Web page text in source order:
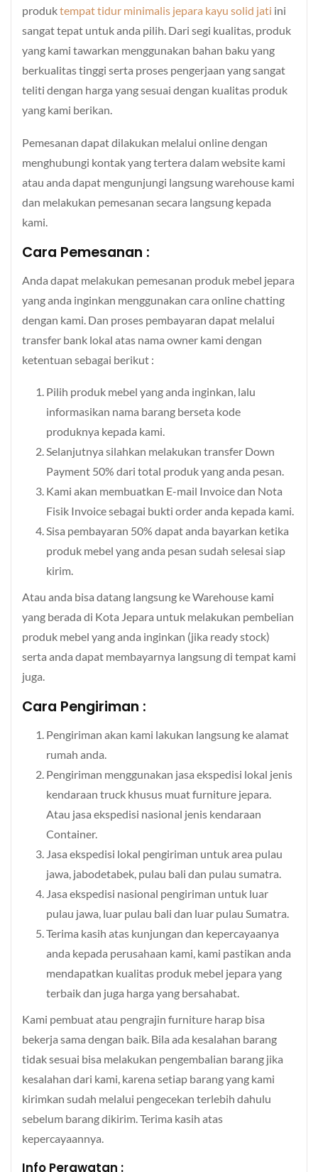
produktempat tidur minimalis jepara kayu solid jati ini
sangat tepat untuk anda pilih. Dari segi kualitas, produk
yang kami tawarkan menggunakan bahan baku yang
berkualitas tinggi serta proses pengerjaan yang sangat
teliti dengan harga yang sesuai dengan kualitas produk
yang kami berikan.
Pemesanan dapat dilakukan melalui online dengan
menghubungi kontak yang tertera dalam website kami
atau anda dapat mengunjungi langsung warehouse kami
dan melakukan pemesanan secara langsung kepada
kami.
Cara Pemesanan :
Anda dapat melakukan pemesanan produk mebel jepara
yang anda inginkan menggunakan cara online chatting
dengan kami. Dan proses pembayaran dapat melalui
transfer bank lokal atas nama owner kami dengan
ketentuan sebagai berikut :
Pilih produk mebel yang anda inginkan, lalu
informasikan nama barang berseta kode
produknya kepada kami.
Selanjutnya silahkan melakukan transfer Down
Payment 50% dari total produk yang anda pesan.
Kami akan membuatkan E-mail Invoice dan Nota
Fisik Invoice sebagai bukti order anda kepada kami.
Sisa pembayaran 50% dapat anda bayarkan ketika
produk mebel yang anda pesan sudah selesai siap
kirim.
Atau anda bisa datang langsung ke Warehouse kami
yang berada di Kota Jepara untuk melakukan pembelian
produk mebel yang anda inginkan (jika ready stock)
serta anda dapat membayarnya langsung di tempat kami
juga.
Cara Pengiriman :
Pengiriman akan kami lakukan langsung ke alamat
rumah anda.
Pengiriman menggunakan jasa ekspedisi lokal jenis
kendaraan truck khusus muat furniture jepara.
Atau jasa ekspedisi nasional jenis kendaraan
Container.
Jasa ekspedisi lokal pengiriman untuk area pulau
jawa, jabodetabek, pulau bali dan pulau sumatra.
Jasa ekspedisi nasional pengiriman untuk luar
pulau jawa, luar pulau bali dan luar pulau Sumatra.
Terima kasih atas kunjungan dan kepercayaanya
anda kepada perusahaan kami, kami pastikan anda
mendapatkan kualitas produk mebel jepara yang
terbaik dan juga harga yang bersahabat.
Kami pembuat atau pengrajin furniture harap bisa
bekerja sama dengan baik. Bila ada kesalahan barang
tidak sesuai bisa melakukan pengembalian barang jika
kesalahan dari kami, karena setiap barang yang kami
kirimkan sudah melalui pengecekan terlebih dahulu
sebelum barang dikirim. Terima kasih atas
kepercayaannya.
Info Perawatan :